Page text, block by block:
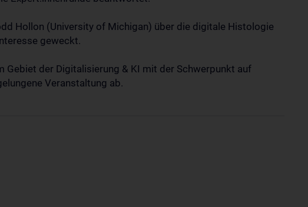
Hollon (University of Michigan) über die digitale Histologie
geweckt.
Gebiet der Digitalisierung & KI mit der Schwerpunkt auf
Veranstaltung ab.